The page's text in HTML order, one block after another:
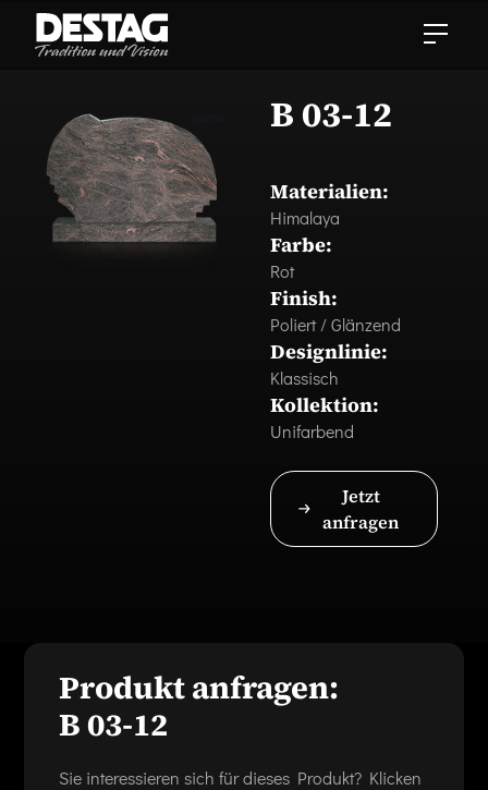
B 03-12
Materialien:
Himalaya
Farbe:
Rot
Finish:
Poliert / Glänzend
Designlinie:
Klassisch
Kollektion:
Unifarbend
Jetzt
anfragen
Produkt anfragen:
B 03-12
Sie interessieren sich für dieses Produkt? Klicken